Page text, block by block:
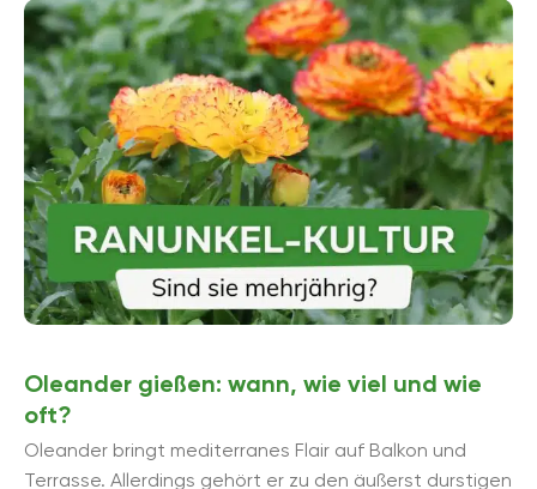
möglich, die ...
Oleander gießen: wann, wie viel und wie
oft?
Oleander bringt mediterranes Flair auf Balkon und
Terrasse. Allerdings gehört er zu den äußerst durstigen